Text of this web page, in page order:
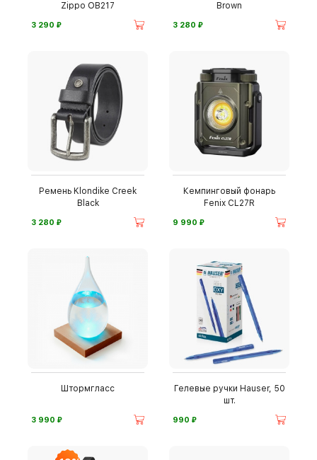
Zippo OB217
3 290 ⃏
Brown
3 280 ⃏
Ремень Klondike Creek
Black
3 280 ⃏
Кемпинговый фонарь
Fenix CL27R
9 990 ⃏
Штормгласс
3 990 ⃏
Гелевые ручки Hauser, 50
шт.
990 ⃏